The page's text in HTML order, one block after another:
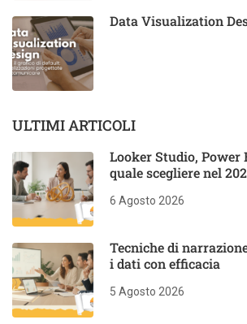
Data Visualization
ULTIMI ARTICOLI
Looker Studio, Power
quale scegliere nel
6 Agosto 2026
Tecniche di
i dati con efficacia
5 Agosto 2026